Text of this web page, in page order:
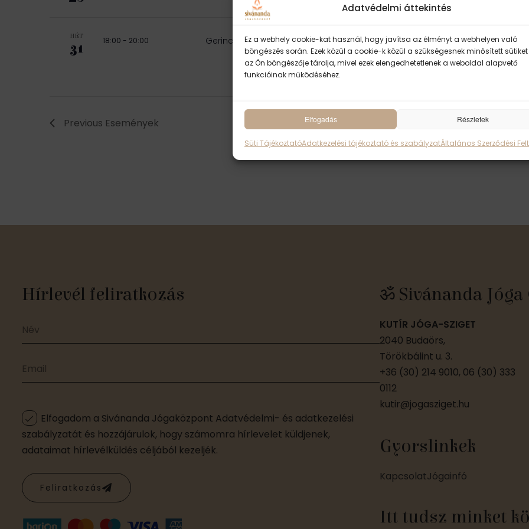
Adatvédelmi áttekintés
Ez a webhely cookie-kat használ, hogy javítsa az élményt a webhelyen való
böngészés során. Ezek közül a cookie-k közül a szükségesnek minősített sütiket
az Ön böngészője tárolja, mivel ezek elengedhetetlenek a weboldal alapvető
funkcióinak működéséhez.
Elfogadás Részletek
Süti TájékoztatóAdatkezelési tájékoztató és szabályzatÁltalános Szerződési
HÉT
31 18:00 - 20:00 Gerincterápiás jógaóra Get Tickets 4Ft
Previous Események
Hírlevél feliratkozás
Elfogadom a Sivánanda Jógaközpont Adatvédelmi- és adatkezelési
szabályzatát és hozzájárulok, hogy számomra hírlevelet küldjenek,
adataimat hírlevélküldés céljából kezeljék.
Feliratkozás
ॐ Sivánanda Jóga
KUTÍR JÓGA-SZIGET
2040 Budaörs,
Törökbálint u. 3.
+36 (30) 214 9010, 06 (30) 333
0112
kutir@jogasziget.hu
Gyorslinkek
KapcsolatJógainfó
Itt tudsz minket